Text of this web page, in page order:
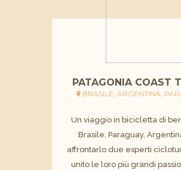
PATAGONIA COAST
BRASILE, ARGENTINA,
Un viaggio in bicicletta di
Brasile, Paraguay,
affrontarlo due esperti
unito le loro più grandi